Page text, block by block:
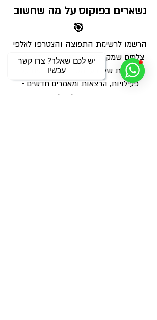
יש לכם שאלה? צרו קשר
עכשיו
🎯
פעילויות, הרצאות ומאמרים חדשים -
ישירות למייל